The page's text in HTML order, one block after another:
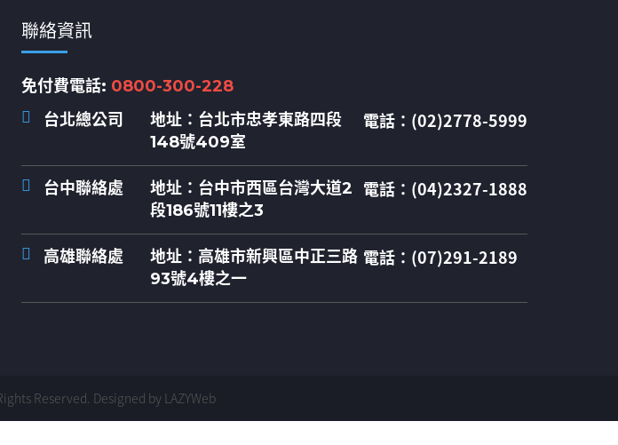
聯絡資訊
免付費電話: 0800-300-228
台北總公司
地址： 台北市忠孝東路四段
148號409室
電話：(02)2778-5999
台中聯絡處 地址： 台中市西區台灣大道2
段186號11樓之3
電話：(04)2327-1888
高雄聯絡處 地址： 高雄市新興區中正三路
93號4樓之一
電話：(07)291-2189
Reserved. Designed by LAZYWeb